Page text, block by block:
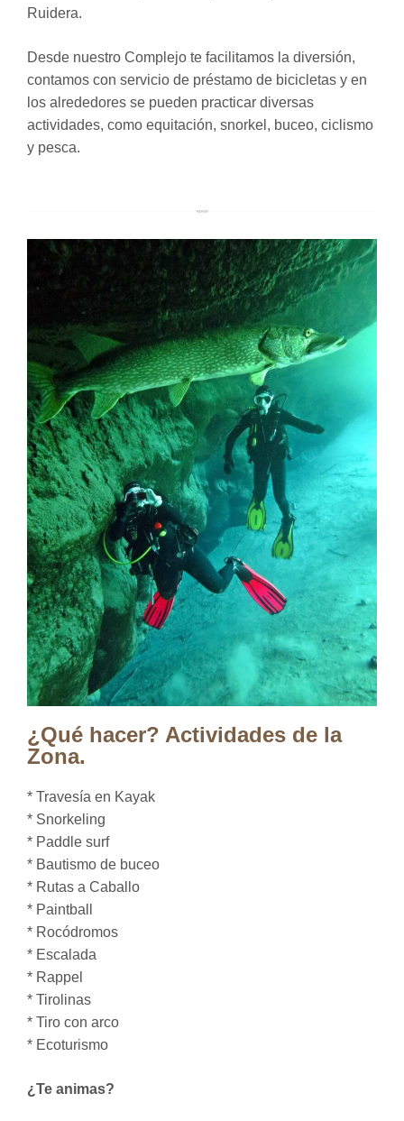
Ruidera.
Desde nuestro Complejo te facilitamos la diversión,
contamos con servicio de préstamo de bicicletas y en
los alrededores se pueden practicar diversas
actividades, como equitación, snorkel, buceo, ciclismo
y pesca.
¿Qué hacer? Actividades de la
Zona.
* Travesía en Kayak
* Snorkeling
* Paddle surf
* Bautismo de buceo
* Rutas a Caballo
* Paintball
* Rocódromos
* Escalada
* Rappel
* Tirolinas
* Tiro con arco
* Ecoturismo
¿Te animas?